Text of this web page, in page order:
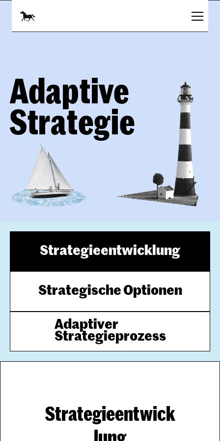
Adaptive
Strategie
Strategieentwicklung
Strategische Optionen
Adaptiver
Strategieprozess
Strategieentwick